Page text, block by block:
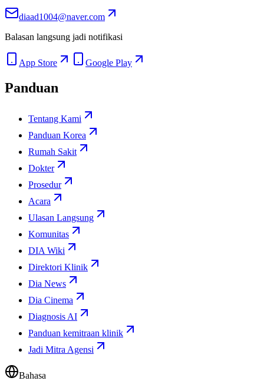
diaad1004@naver.com
Balasan langsung jadi notifikasi
App Store Google Play
Panduan
Tentang Kami
Panduan Korea
Rumah Sakit
Dokter
Prosedur
Acara
Ulasan Langsung
Komunitas
DIA Wiki
Direktori Klinik
Dia News
Dia Cinema
Diagnosis AI
Panduan kemitraan klinik
Jadi Mitra Agensi
Bahasa